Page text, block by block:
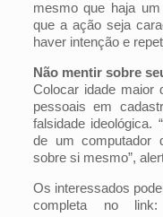
mesmo que haja
que a ação seja
haver intenção e
Não mentir sobre
Colocar idade maior
pessoais em
falsidade ideológica.
de um computador
sobre si mesmo”,
Os interessados
completa no